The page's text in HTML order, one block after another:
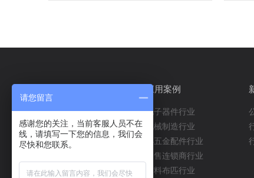
阁楼平台
流利式货架
模具架
悬臂货架
应用案例
电子器件行业
机械制造行业
小五金配件行业
零售连锁商行业
布料布匹行业
请您留言
感谢您的关注，当前客服人员不在
线，请填写一下您的信息，我们会
尽快和您联系。